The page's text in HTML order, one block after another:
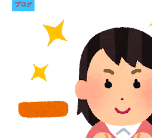
ブログ